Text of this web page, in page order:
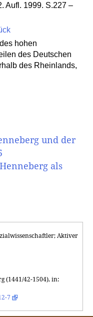
Aufl. 1999. S.227 –
hohen
des Deutschen
des Rheinlands,
und der
als
Aktiver
(1441/42-1504), in:
7